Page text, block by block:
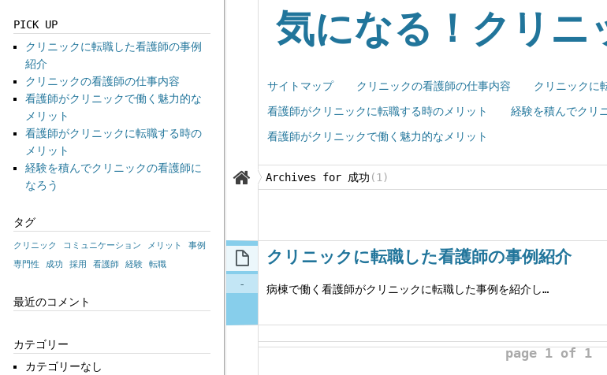
気になる！クリニ
サイトマップ クリニックの看護師の仕事内容
クリニックに
看護師がクリニックに転職する時のメリット
経験を積んでクリ
看護師がクリニックで働く魅力的なメリット
Archives for 成功 (1)
-
クリニックに転職した看護師の事例紹介
病棟で働く看護師がクリニックに転職した事例を紹介し…
page 1 of 1
PICK UP
クリニックに転職した看護師の事例
紹介
クリニックの看護師の仕事内容
看護師がクリニックで働く魅力的な
メリット
看護師がクリニックに転職する時の
メリット
経験を積んでクリニックの看護師に
なろう
タグ
クリニック コミュニケーション メリット
事例
専門性
成功 採用 看護師 経験 転職
最近のコメント
カテゴリー
カテゴリーなし